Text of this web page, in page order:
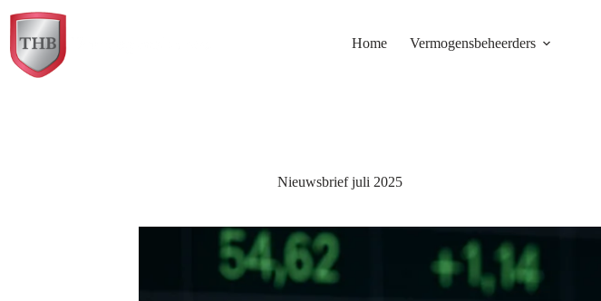
naar
inhoud
Home Vermogensbeheerders
Nieuwsbrief juli 2025